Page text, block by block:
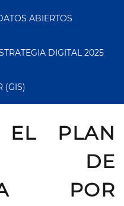
ABIERTOS
DIGITAL 2025
(GIS)
EL PLAN
DE
POR